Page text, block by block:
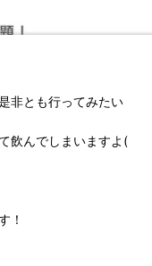
非とも行ってみたい
飲んでしまいますよ(
！